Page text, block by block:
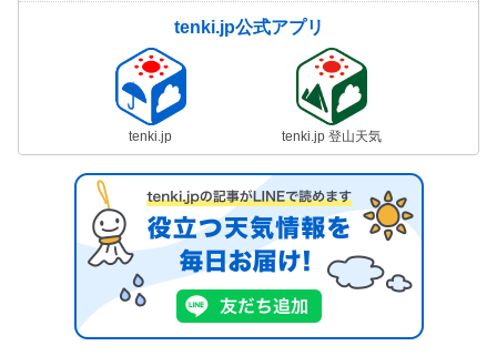
tenki.jp公式アプリ
tenki.jp tenki.jp 登山天気